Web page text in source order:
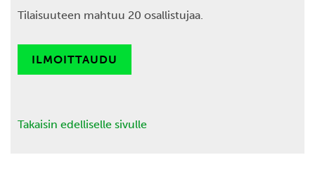
Tilaisuuteen mahtuu 20 osallistujaa.
ILMOITTAUDU
Takaisin edelliselle sivulle